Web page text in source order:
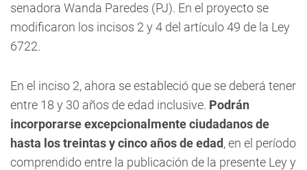
senadora Wanda Paredes (PJ). En el proyecto se
modificaron los incisos 2 y 4 del artículo 49 de la Ley
6722.
En el inciso 2, ahora se estableció que se deberá tener
entre 18 y 30 años de edad inclusive. Podrán
incorporarse excepcionalmente ciudadanos de
hasta los treintas y cinco años de edad, en el período
comprendido entre la publicación de la presente Ley y